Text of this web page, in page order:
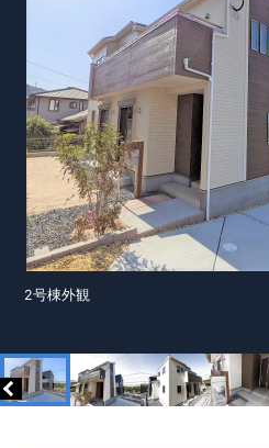
2号棟外観